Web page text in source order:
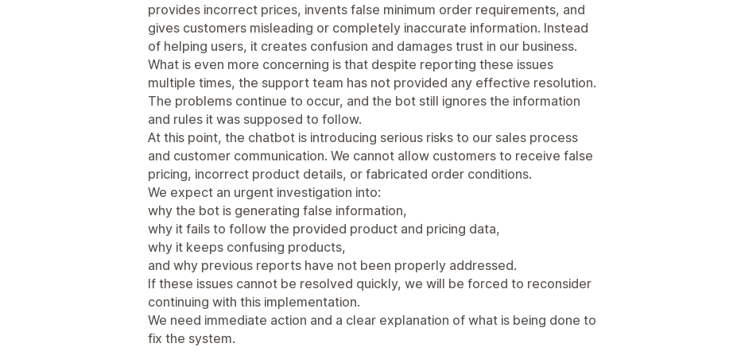
provides incorrect prices, invents false minimum order requirements, and
gives customers misleading or completely inaccurate information. Instead
of helping users, it creates confusion and damages trust in our business.
What is even more concerning is that despite reporting these issues
multiple times, the support team has not provided any effective resolution.
The problems continue to occur, and the bot still ignores the information
and rules it was supposed to follow.
At this point, the chatbot is introducing serious risks to our sales process
and customer communication. We cannot allow customers to receive false
pricing, incorrect product details, or fabricated order conditions.
We expect an urgent investigation into:
why the bot is generating false information,
why it fails to follow the provided product and pricing data,
why it keeps confusing products,
and why previous reports have not been properly addressed.
If these issues cannot be resolved quickly, we will be forced to reconsider
continuing with this implementation.
We need immediate action and a clear explanation of what is being done to
fix the system.